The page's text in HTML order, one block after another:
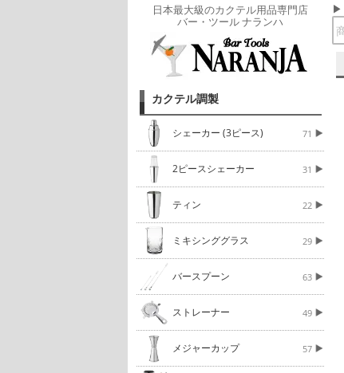
日本最大級のカクテル用品専門店
バー・ツール ナランハ
カクテル調製
シェーカー (3ピース) 71
2ピースシェーカー 31
ティン 22
ミキシンググラス 29
バースプーン 63
ストレーナー 49
メジャーカップ 57